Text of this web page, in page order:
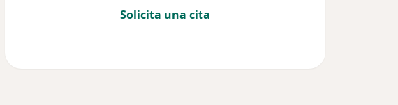
Solicita una cita